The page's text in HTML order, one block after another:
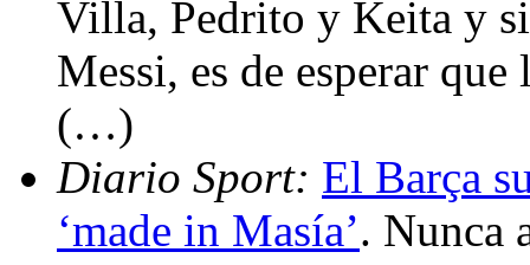
Villa, Pedrito y Keita y
Messi, es de esperar
(…)
Diario Sport: El Barça
‘made in Masía’. Nunca